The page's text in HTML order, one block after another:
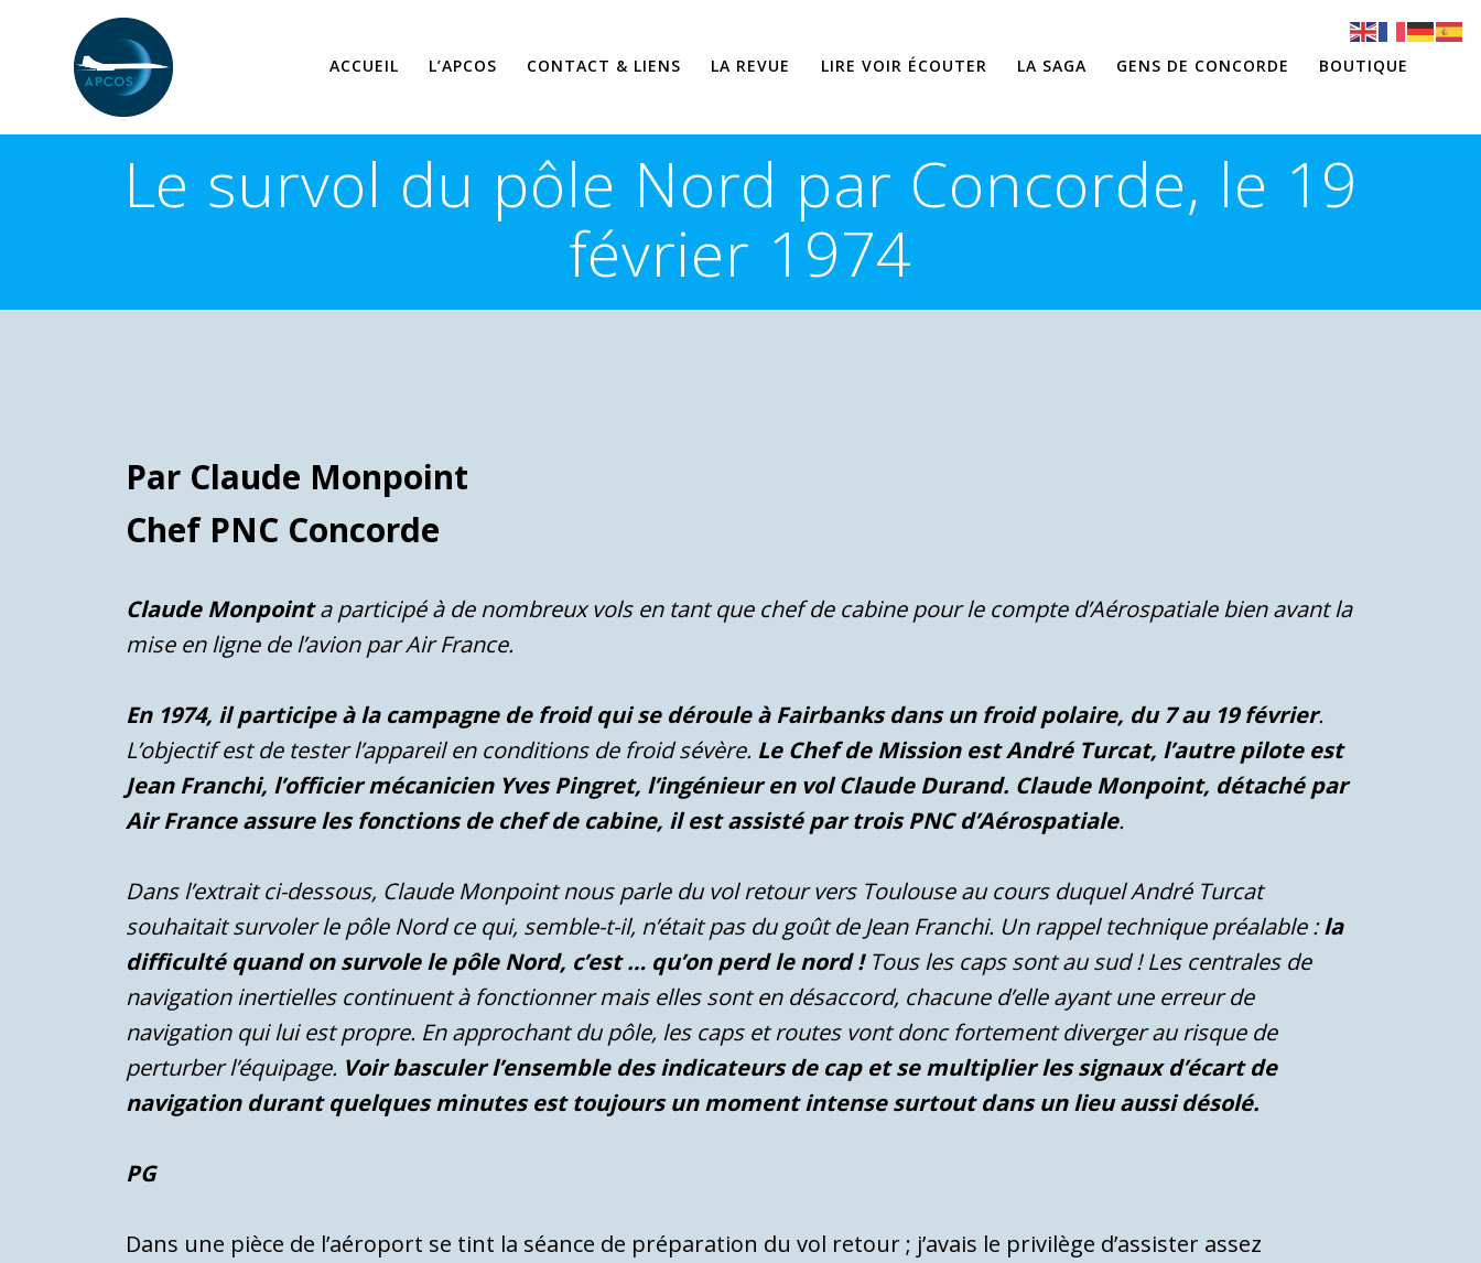
ACCUEIL L’APCOS CONTACT & LIENS LA REVUE LIRE VOIR ÉCOUTER LA SAGA GENS DE CONCORDE BOUTIQUE
Le survol du pôle Nord par Concorde, le 19
février 1974
Par Claude Monpoint
Chef PNC Concorde
Claude Monpointa participé à de nombreux vols en tant que chef de cabine pour le compte d’Aérospatiale bien avant la
mise en ligne de l’avion par Air France.
En 1974, il participe à la campagne de froid qui se déroule à Fairbanks dans un froid polaire, du 7 au 19 février.
L’objectif est de tester l’appareil en conditions de froid sévère. Le Chef de Mission est André Turcat, l’autre pilote est
Jean Franchi, l’officier mécanicien Yves Pingret, l’ingénieur en vol Claude Durand. Claude Monpoint, détaché par
Air France assure les fonctions de chef de cabine, il est assisté par trois PNC d’Aérospatiale.
Dans l’extrait ci-dessous, Claude Monpoint nous parle du vol retour vers Toulouse au cours duquel André Turcat
souhaitait survoler le pôle Nord ce qui, semble-t-il, n’était pas du goût de Jean Franchi. Un rappel technique préalable :la
difficulté quand on survole le pôle Nord, c’est … qu’on perd le nord !Tous les caps sont au sud ! Les centrales de
navigation inertielles continuent à fonctionner mais elles sont en désaccord, chacune d’elle ayant une erreur de
navigation qui lui est propre. En approchant du pôle, les caps et routes vont donc fortement diverger au risque de
perturber l’équipage. Voir basculer l’ensemble des indicateurs de cap et se multiplier les signaux d’écart de
navigation durant quelques minutes est toujours un moment intense surtout dans un lieu aussi désolé.
PG
Dans une pièce de l’aéroport se tint la séance de préparation du vol retour ; j’avais le privilège d’assister assez